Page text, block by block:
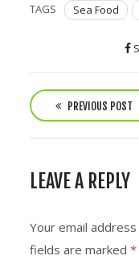
TAGS Sea Food
o
s
t
n
a
i
g
PREVIOUS POST
LEAVE A REPLY
Your email
fields are marked *